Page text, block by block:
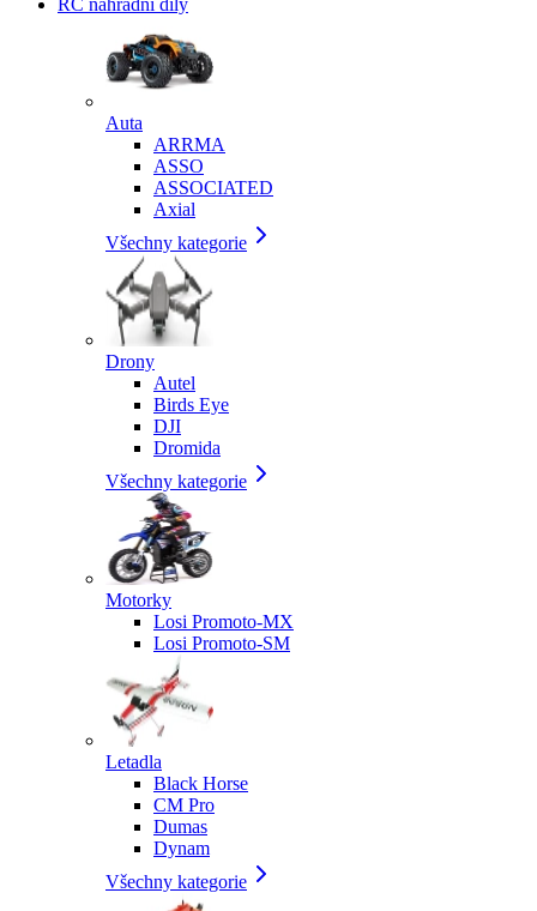
RC náhradní díly
Auta
ARRMA
ASSO
ASSOCIATED
Axial
Všechny kategorie
Drony
Autel
Birds Eye
DJI
Dromida
Všechny kategorie
Motorky
Losi Promoto-MX
Losi Promoto-SM
Letadla
Black Horse
CM Pro
Dumas
Dynam
Všechny kategorie